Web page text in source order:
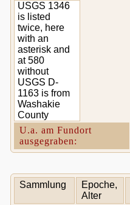
USGS 1346
is listed
twice, here
with an
asterisk and
at 580
without
USGS D-
1163 is from
Washakie
County
U.a. am Fundort
ausgegraben:
Sammlung
Epoche,
Alter